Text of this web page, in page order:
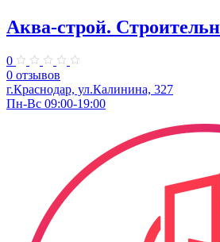
Аква-строй.
0
0 отзывов
г.Краснодар, ул.Калинина, 327
Пн-Вс 09:00-19:00